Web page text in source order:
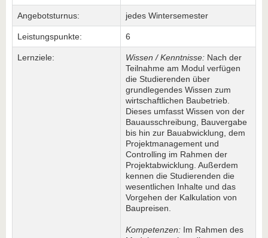
Angebotsturnus: jedes Wintersemester
Leistungspunkte: 6
Lernziele: Wissen / Kenntnisse: Nach der
Teilnahme am Modul verfügen
die Studierenden über
grundlegendes Wissen zum
wirtschaftlichen Baubetrieb.
Dieses umfasst Wissen von der
Bauausschreibung, Bauvergabe
bis hin zur Bauabwicklung, dem
Projektmanagement und
Controlling im Rahmen der
Projektabwicklung. Außerdem
kennen die Studierenden die
wesentlichen Inhalte und das
Vorgehen der Kalkulation von
Baupreisen.
Kompetenzen: Im Rahmen des